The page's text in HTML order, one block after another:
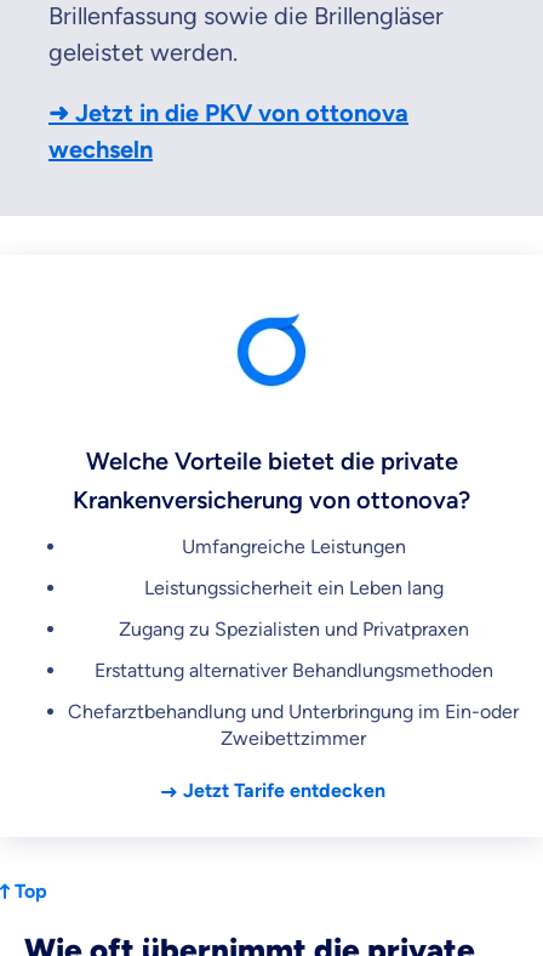
Brillenfassung sowie die Brillengläser
geleistet werden.
➜ Jetzt in die PKV von ottonova
wechseln
Welche Vorteile bietet die private
Krankenversicherung von ottonova?
Umfangreiche Leistungen
Leistungssicherheit ein Leben lang
Zugang zu Spezialisten und Privatpraxen
Erstattung alternativer Behandlungsmethoden
Chefarztbehandlung und Unterbringung im Ein-oder
Zweibettzimmer
Jetzt Tarife entdecken
Top